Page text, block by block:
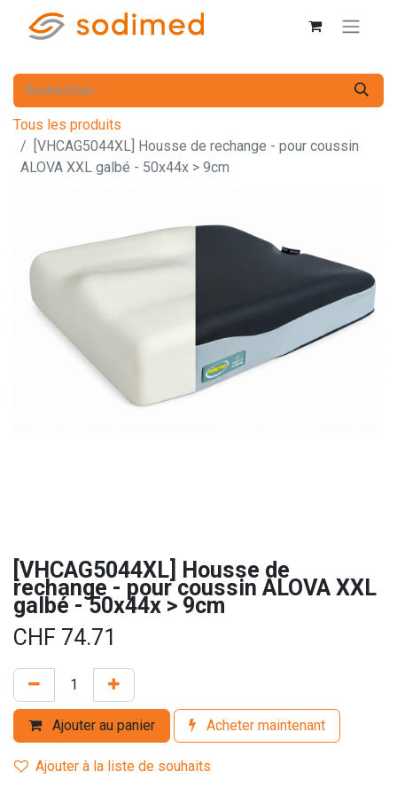
Tous les produits
[VHCAG5044XL] Housse de rechange - pour coussin
ALOVA XXL galbé - 50x44x > 9cm
[VHCAG5044XL] Housse de
rechange - pour coussin ALOVA XXL
galbé - 50x44x > 9cm
CHF 74.71
Ajouter au panier Acheter maintenant
Ajouter à la liste de souhaits